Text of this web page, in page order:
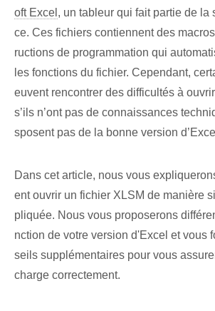
oft Excel , un tableur qui fait partie de la
ce. Ces fichiers contiennent des
ructions de programmation qui
les fonctions du fichier. Cependant,
euvent rencontrer des difficultés à
s’ils n’ont pas de connaissances
sposent pas de la bonne version
Dans cet article, nous vous
ent ouvrir un fichier XLSM de manière
pliquée. Nous vous proposerons
nction de votre version d'Excel et vous
seils supplémentaires pour vous
charge correctement.